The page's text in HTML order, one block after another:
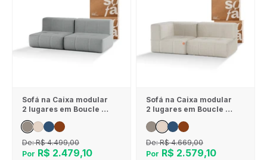
Sofá na Caixa modular
2 lugares em Boucle -
Sem braço - Cinza
De:R$ 4.499,00
Por R$ 2.479,10
Sofá na Caixa modular
2 lugares em Boucle - 1
De:R$ 4.669,00
Por R$ 2.579,10